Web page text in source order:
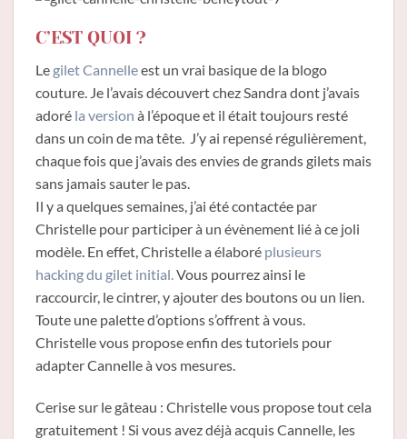
C’EST QUOI ?
Le gilet Cannelleest un vrai basique de la blogo
couture. Je l’avais découvert chez Sandra dont j’avais
adoré la version à l’époque et il était toujours resté
dans un coin de ma tête. J’y ai repensé régulièrement,
chaque fois que j’avais des envies de grands gilets mais
sans jamais sauter le pas.
Il y a quelques semaines, j’ai été contactée par
Christelle pour participer à un évènement lié à ce joli
modèle. En effet, Christelle a élaboré plusieurs
hacking du gilet initial.Vous pourrez ainsi le
raccourcir, le cintrer, y ajouter des boutons ou un lien.
Toute une palette d’options s’offrent à vous.
Christelle vous propose enfin des tutoriels pour
adapter Cannelle à vos mesures.
Cerise sur le gâteau : Christelle vous propose tout cela
gratuitement ! Si vous avez déjà acquis Cannelle, les